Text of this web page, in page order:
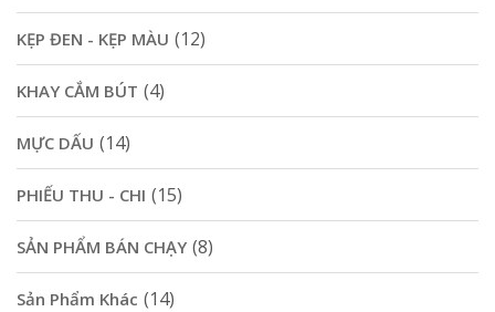
KẸP ĐEN - KẸP MÀU (12)
KHAY CẮM BÚT (4)
MỰC DẤU (14)
PHIẾU THU - CHI (15)
SẢN PHẨM BÁN CHẠY (8)
Sản Phẩm Khác (14)